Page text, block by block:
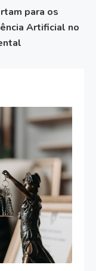
para os
Artificial no